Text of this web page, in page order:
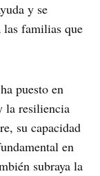
y se
las familias que
puesto en
la resiliencia
su capacidad
en
subraya la